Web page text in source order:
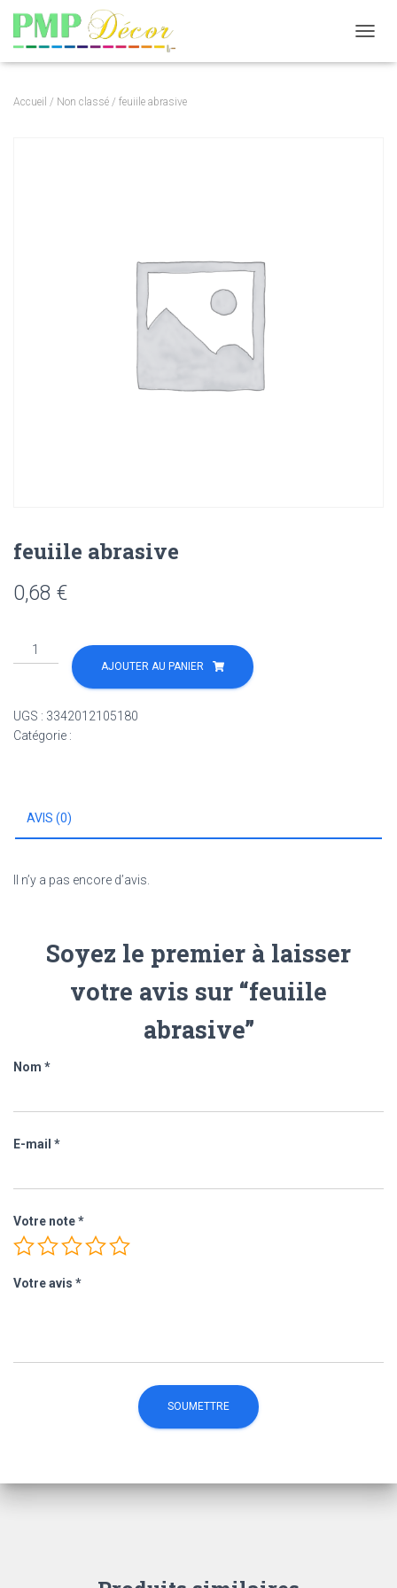
Accueil / Non classé / feuiile abrasive
feuiile abrasive
0,68 €
quantité
de
AJOUTER AU PANIER
UGS : 3342012105180
Catégorie :
AVIS (0)
Il n’y a pas encore d’avis.
Soyez le premier à laisser
votre avis sur “feuiile
abrasive”
Nom *
E-mail *
Votre note*
Votre avis *